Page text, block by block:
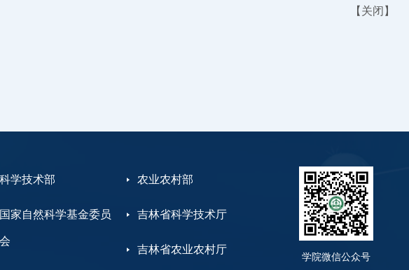
【 关闭 】
科学技术部 农业农村部
国家自然科学基金委员
会
吉林省科学技术厅
吉林省农业农村厅
学院微信公众号